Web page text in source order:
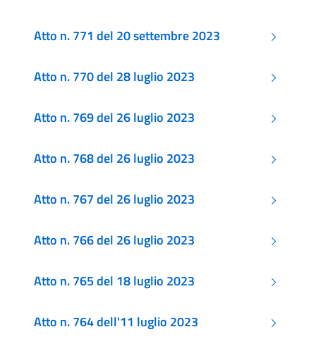
Atto n. 771 del 20 settembre 2023
Atto n. 770 del 28 luglio 2023
Atto n. 769 del 26 luglio 2023
Atto n. 768 del 26 luglio 2023
Atto n. 767 del 26 luglio 2023
Atto n. 766 del 26 luglio 2023
Atto n. 765 del 18 luglio 2023
Atto n. 764 dell'11 luglio 2023